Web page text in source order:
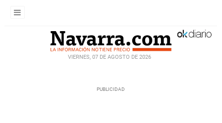
VIERNES, 07 DE AGOSTO DE 2026